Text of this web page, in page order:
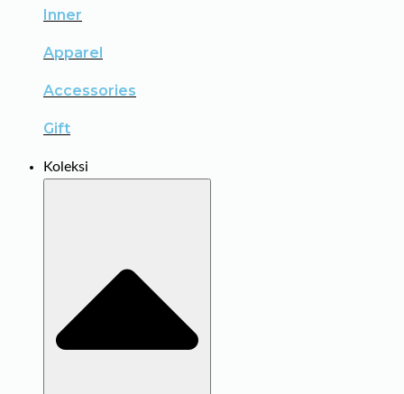
Inner
Apparel
Accessories
Gift
Koleksi